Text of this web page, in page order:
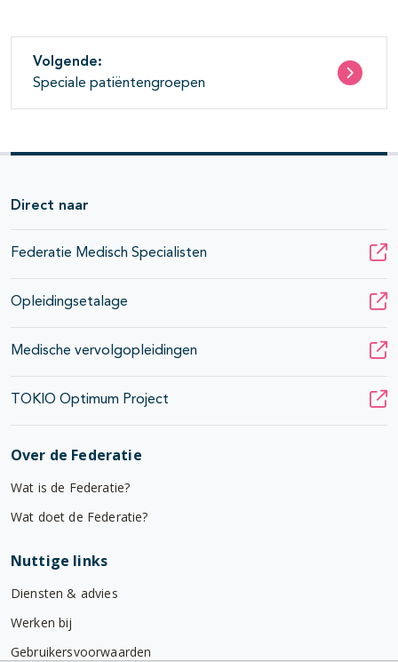
Volgende:
Speciale patiëntengroepen
Direct naar
Federatie Medisch Specialisten
Opleidingsetalage
Medische vervolgopleidingen
TOKIO Optimum Project
Over de Federatie
Wat is de Federatie?
Wat doet de Federatie?
Nuttige links
Diensten & advies
Werken bij
Gebruikersvoorwaarden